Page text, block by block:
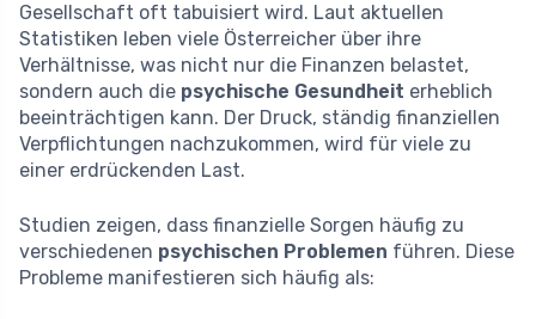
Gesellschaft oft tabuisiert wird. Laut aktuellen
Statistiken leben viele Österreicher über ihre
Verhältnisse, was nicht nur die Finanzen belastet,
sondern auch die psychische Gesundheit erheblich
beeinträchtigen kann. Der Druck, ständig finanziellen
Verpflichtungen nachzukommen, wird für viele zu
einer erdrückenden Last.
Studien zeigen, dass finanzielle Sorgen häufig zu
verschiedenen psychischen Problemen führen. Diese
Probleme manifestieren sich häufig als: